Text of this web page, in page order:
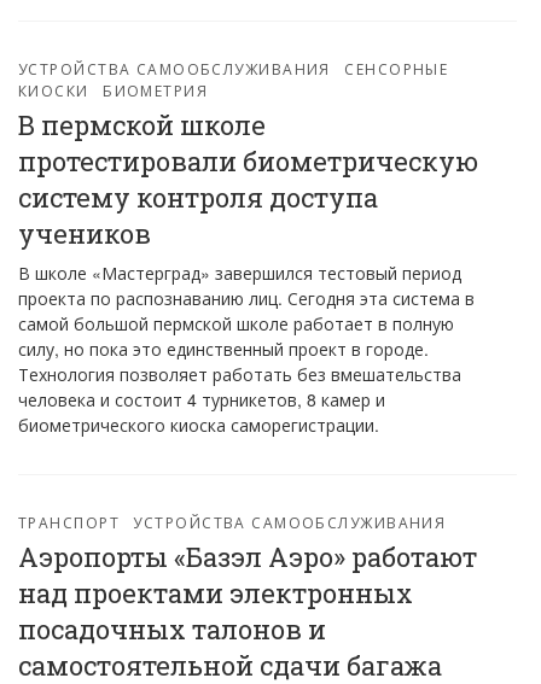
УСТРОЙСТВА САМООБСЛУЖИВАНИЯ
СЕНСОРНЫЕ
КИОСКИ
БИОМЕТРИЯ
В пермской школе
протестировали биометрическую
систему контроля доступа
учеников
В школе «Мастерград» завершился тестовый период
проекта по распознаванию лиц. Сегодня эта система в
самой большой пермской школе работает в полную
силу, но пока это единственный проект в городе.
Технология позволяет работать без вмешательства
человека и состоит 4 турникетов, 8 камер и
биометрического киоска саморегистрации.
ТРАНСПОРТ УСТРОЙСТВА САМООБСЛУЖИВАНИЯ
Аэропорты «Базэл Аэро» работают
над проектами электронных
посадочных талонов и
самостоятельной сдачи багажа